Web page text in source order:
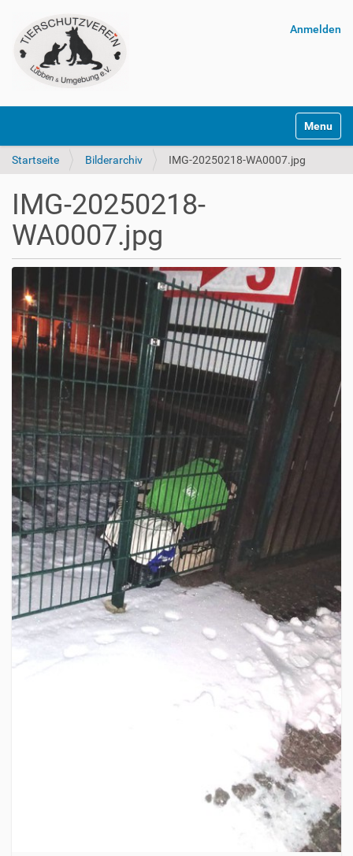
Anmelden
Startseite Bilderarchiv IMG-20250218-WA0007.jpg
IMG-20250218-
WA0007.jpg